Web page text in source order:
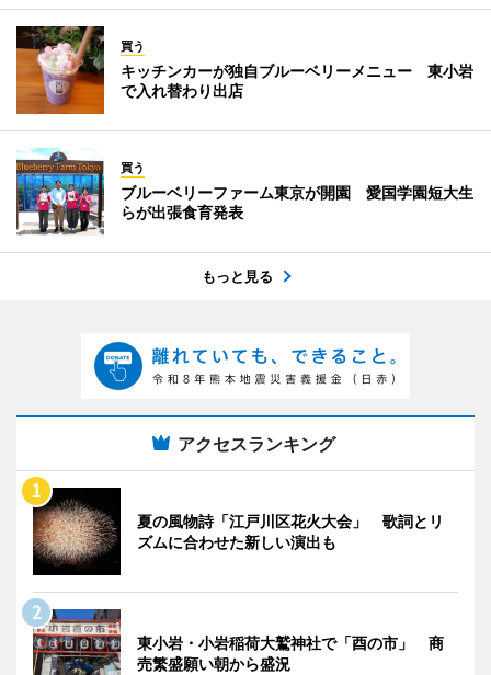
買う
キッチンカーが独自ブルーベリーメニュー 東小岩
で入れ替わり出店
買う
ブルーベリーファーム東京が開園 愛国学園短大生
らが出張食育発表
もっと見る
アクセスランキング
夏の風物詩「江戸川区花火大会」 歌詞とリ
ズムに合わせた新しい演出も
東小岩・小岩稲荷大鷲神社で「酉の市」 商
売繁盛願い朝から盛況